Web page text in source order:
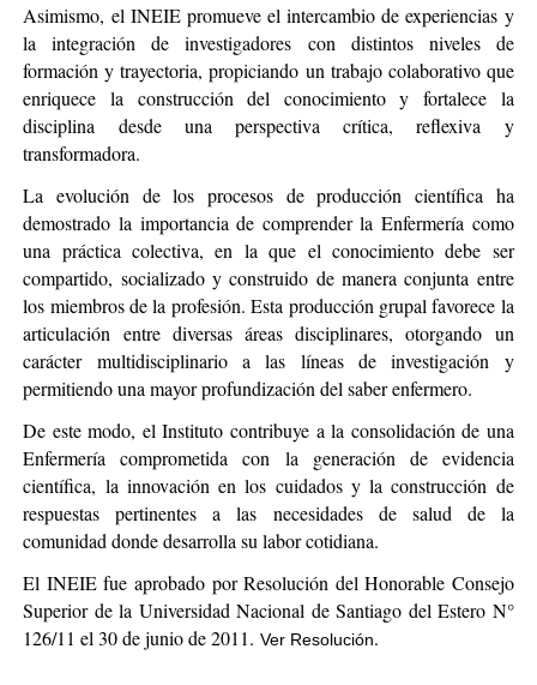
Asimismo, el INEIE promueve el intercambio de experiencias y
la integración de investigadores con distintos niveles de
formación y trayectoria, propiciando un trabajo colaborativo que
enriquece la construcción del conocimiento y fortalece la
disciplina desde una perspectiva crítica, reflexiva y
transformadora.
La evolución de los procesos de producción científica ha
demostrado la importancia de comprender la Enfermería como
una práctica colectiva, en la que el conocimiento debe ser
compartido, socializado y construido de manera conjunta entre
los miembros de la profesión. Esta producción grupal favorece la
articulación entre diversas áreas disciplinares, otorgando un
carácter multidisciplinario a las líneas de investigación y
permitiendo una mayor profundización del saber enfermero.
De este modo, el Instituto contribuye a la consolidación de una
Enfermería comprometida con la generación de evidencia
científica, la innovación en los cuidados y la construcción de
respuestas pertinentes a las necesidades de salud de la
comunidad donde desarrolla su labor cotidiana.
El INEIE fue aprobado por Resolución del Honorable Consejo
Superior de la Universidad Nacional de Santiago del Estero N°
126/11 el 30 de junio de 2011.Ver Resolución.